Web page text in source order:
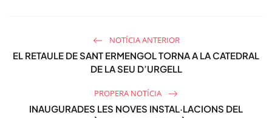
NOTÍCIA ANTERIOR
EL RETAULE DE SANT ERMENGOL TORNA A LA CATEDRAL
DE LA SEU D’URGELL
PROPERA NOTÍCIA
INAUGURADES LES NOVES INSTAL·LACIONS DEL